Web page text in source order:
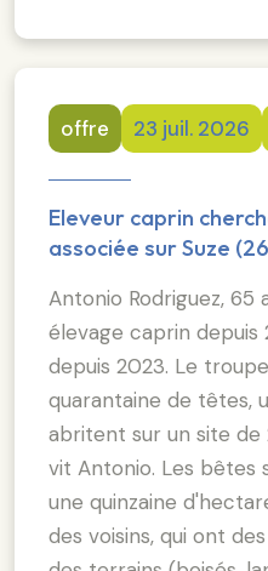
offre 23 juil. 2026
Eleveur caprin
associée sur Suze
Antonio Rodriguez, 65
élevage caprin depuis
depuis 2023. Le
quarantaine de têtes,
abritent sur un site
vit Antonio. Les bêtes
une quinzaine
des voisins, qui ont